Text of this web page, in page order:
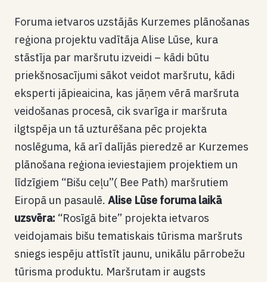
Foruma ietvaros uzstājās Kurzemes plānošanas
reģiona projektu vadītāja Alise Lūse, kura
stāstīja par maršrutu izveidi – kādi būtu
priekšnosacījumi sākot veidot maršrutu, kādi
eksperti jāpieaicina, kas jāņem vērā maršruta
veidošanas procesā, cik svarīga ir maršruta
ilgtspēja un tā uzturēšana pēc projekta
noslēguma, kā arī dalījās pieredzē ar Kurzemes
plānošana reģiona ieviestajiem projektiem un
līdzīgiem “Bišu ceļu”( Bee Path) maršrutiem
Eiropā un pasaulē. Alise Lūse foruma laikā
uzsvēra: “Rosīgā bite” projekta ietvaros
veidojamais bišu tematiskais tūrisma maršruts
sniegs iespēju attīstīt jaunu, unikālu pārrobežu
tūrisma produktu. Maršrutam ir augsts